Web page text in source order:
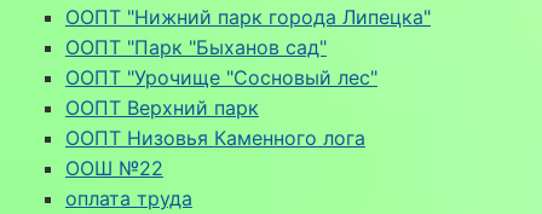
ООПТ "Нижний парк города Липецка"
ООПТ "Парк "Быханов сад"
ООПТ "Урочище "Сосновый лес"
ООПТ Верхний парк
ООПТ Низовья Каменного лога
ООШ №22
оплата труда